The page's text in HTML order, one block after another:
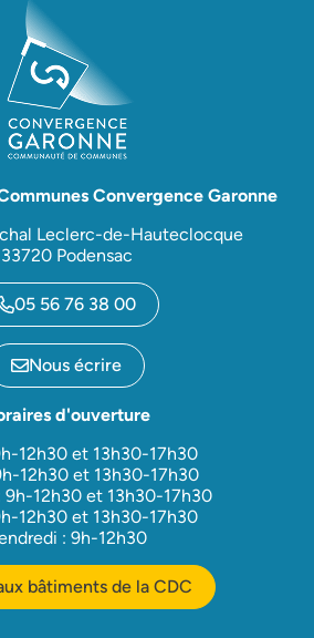
Convergence Garonne
Leclerc-de-Hauteclocque
33720 Podensac
05 56 76 38 00
Nous écrire
d'ouverture
12h30 et 13h30-17h30
12h30 et 13h30-17h30
9h-12h30 et 13h30-17h30
12h30 et 13h30-17h30
: 9h-12h30
bâtiments de la CDC